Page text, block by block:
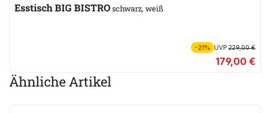
Esstisch BIG BISTROschwarz, weiß
-21% UVP229,00 €
179,00 €
Ähnliche Artikel